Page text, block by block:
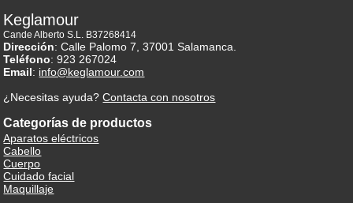
Keglamour
Cande Alberto S.L. B37268414
Dirección: Calle Palomo 7, 37001 Salamanca.
Teléfono: 923 267024
Email: info@keglamour.com
¿Necesitas ayuda?Contacta con nosotros
Categorías de productos
Aparatos eléctricos
Cabello
Cuerpo
Cuidado facial
Maquillaje